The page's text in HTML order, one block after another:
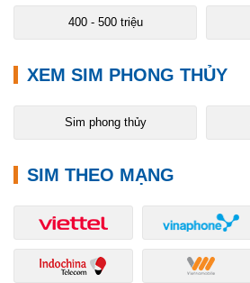
400 - 500 triệu
XEM SIM PHONG THỦY
Sim phong thủy
SIM THEO MẠNG